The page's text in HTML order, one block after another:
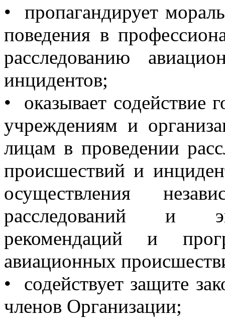
• пропагандирует
поведения в
расследованию
инцидентов;
• оказывает содействие
учреждениям и
лицам в проведении
происшествий и
осуществления
расследований и
рекомендаций и
авиационных
• содействует защите
членов Организации;